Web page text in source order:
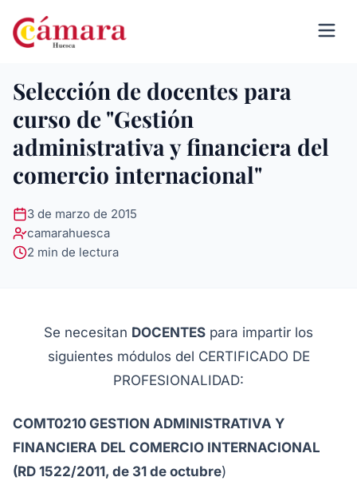
Selección de docentes para
curso de "Gestión
administrativa y financiera del
comercio internacional"
3 de marzo de 2015
camarahuesca
2 min de lectura
Se necesitan DOCENTES para impartir los
siguientes módulos del CERTIFICADO DE
PROFESIONALIDAD:
COMT0210 GESTION ADMINISTRATIVA Y
FINANCIERA DEL COMERCIO INTERNACIONAL
(RD 1522/2011, de 31 de octubre)